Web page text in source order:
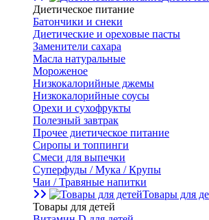
Диетическое питание
Батончики и снеки
Диетические и ореховые пасты
Заменители сахара
Масла натуральные
Мороженое
Низкокалорийные джемы
Низкокалорийные соусы
Орехи и сухофрукты
Полезный завтрак
Прочее диетическое питание
Сиропы и топпинги
Смеси для выпечки
Суперфуды / Мука / Крупы
Чаи / Травяные напитки
Товары для
Товары для детей